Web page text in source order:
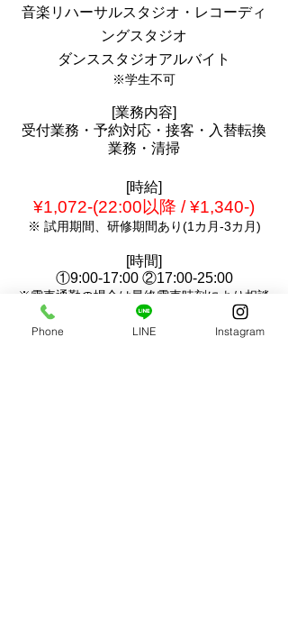
音楽リハーサルスタジオ・レコーディ
ングスタジオ
ダンススタジオアルバイト
※学生不可
[業務内容]
受付業務 ・予約対応・接客・入替転換
業務・清掃
[時給]
¥1,072-(22:00以降 /¥1,340-)
※ 試用期間、研修期間あり(1カ月-3カ月)
[時間]
①9:00-17:00 ②17:00-25:00
※電車通勤の場合は最終電車時刻により相談
可
Phone LINE Instagram